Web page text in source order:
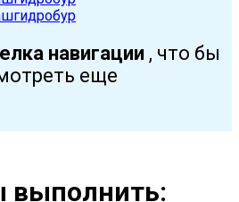
, что бы
еще
выполнить: